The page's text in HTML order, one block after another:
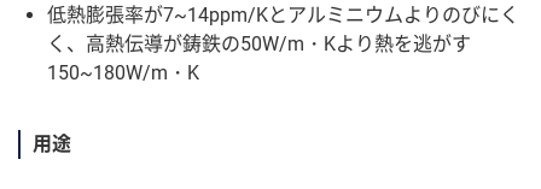
低熱膨張率が7~14ppm/Kとアルミニウムよりのびにく
く、高熱伝導が鋳鉄の50W/m・Kより熱を逃がす
150~180W/m・K
用途